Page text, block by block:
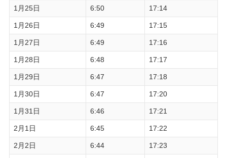
1月25日 6:50 17:14
1月26日 6:49 17:15
1月27日 6:49 17:16
1月28日 6:48 17:17
1月29日 6:47 17:18
1月30日 6:47 17:20
1月31日 6:46 17:21
2月1日 6:45 17:22
2月2日 6:44 17:23